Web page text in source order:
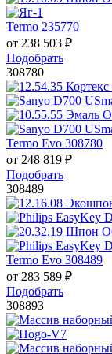
Termo 235770
от 238 503 ₽
Подобрать
308780
Termo Evo 308780
от 248 819 ₽
Подобрать
308489
Termo Evo 308489
от 283 589 ₽
Подобрать
308893